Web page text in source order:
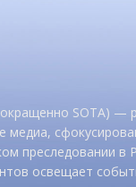
SOTA) —
медиа,
преследовании в
освещает